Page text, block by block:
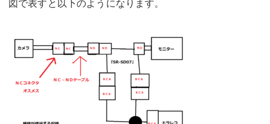
図で表すと以下のようになります。